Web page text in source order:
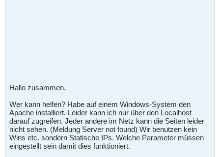
Hallo zusammen,
Wer kann helfen? Habe auf einem Windows-System den
Apache installiert. Leider kann ich nur über den Localhost
darauf zugreifen. Jeder andere im Netz kann die Seiten leider
nicht sehen. (Meldung Server not found) Wir benutzen kein
Wins etc. sondern Statische IPs. Welche Parameter müssen
eingestellt sein damit dies funktioniert.